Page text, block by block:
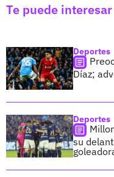
Te puede interesar
Deportes
Díaz;
Deportes
su